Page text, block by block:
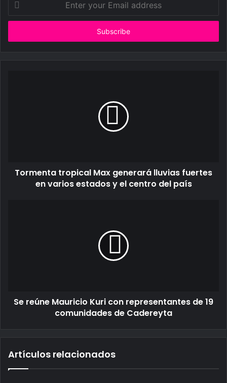
your
Email
Tormenta tropical Max generará lluvias fuertes
en varios estados y el centro del país
Se reúne Mauricio Kuri con representantes de 19
comunidades de Cadereyta
Artículos relacionados